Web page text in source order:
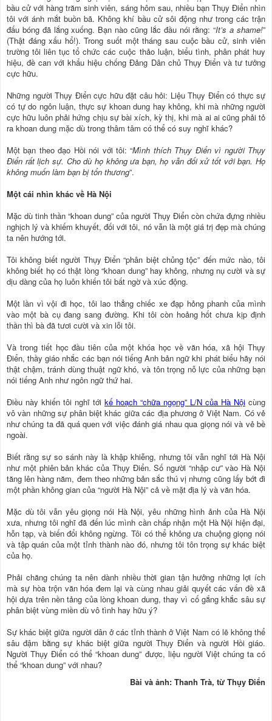
bầu cử với hàng trăm sinh viên, sáng hôm sau, nhiều bạn Thụy Điển nhìn
tôi với ánh mắt buồn bã. Không khí bầu cử sôi động như trong các trận
đấu bóng đã lắng xuống. Bạn nào cũng lắc đầu nói rằng: “It’s a shame!”
(Thật đáng xấu hổ!). Trong suốt một tháng sau cuộc bầu cử, sinh viên
trường tôi liên tục tổ chức các cuộc thảo luận, biểu tình, phân phát huy
hiệu, đề can với khẩu hiệu chống Đảng Dân chủ Thụy Ðiển và tư tưởng
cực hữu.
Những người Thụy Điển cực hữu đặt câu hỏi: Liệu Thụy Điển có thực sự
có tự do ngôn luận, thực sự khoan dung hay không, khi mà những người
cực hữu luôn phải hứng chịu sự bài xích, kỳ thị, khi mà ai ai cũng phải tỏ
ra khoan dung mặc dù trong thâm tâm có thể có suy nghĩ khác?
Một bạn theo đạo Hồi nói với tôi: “Mình thích Thụy Điển vì người Thụy
Điển rất lịch sự. Cho dù họ không ưa bạn, họ vẫn đối xử tốt với bạn. Họ
không muốn làm bạn bị tổn thương”.
Một cái nhìn khác về Hà Nội
Mặc dù tinh thần “khoan dung” của người Thụy Điển còn chứa đựng nhiều
nghịch lý và khiếm khuyết, đối với tôi, nó vẫn là một giá trị đẹp mà chúng
ta nên hướng tới.
Tôi không biết người Thụy Điển “phân biệt chủng tộc” đến mức nào, tôi
không biết họ có thật lòng “khoan dung” hay không, nhưng nụ cười và sự
dịu dàng của họ luôn khiến tôi bất ngờ và xúc động.
Một lần vì vội đi học, tôi lao thẳng chiếc xe đạp hỏng phanh của mình
vào một bà cụ đang sang đường. Khi tôi còn hoảng hốt chưa kịp định
thần thì bà đã tươi cười và xin lỗi tôi.
Và trong tiết học đầu tiên của một khóa học về văn hóa, xã hội Thụy
Điển, thầy giáo nhắc các bạn nói tiếng Anh bản ngữ khi phát biểu hãy nói
thật chậm, tránh dùng thuật ngữ khó, và tôn trọng nỗ lực của những bạn
nói tiếng Anh như ngôn ngữ thứ hai.
Điều này khiến tôi nghĩ tới kế hoạch “chữa ngọng” L/N của Hà Nội cùng
vô vàn những sự phân biệt khác giữa các địa phương ở Việt Nam. Có vẻ
như chúng ta đã quá quen với việc đánh giá nhau qua giọng nói và vẻ bề
ngoài.
Biết rằng sự so sánh này là khập khiễng, nhưng tôi vẫn nghĩ tới Hà Nội
như một phiên bản khác của Thụy Điển. Số người “nhập cư” vào Hà Nội
tăng lên hàng năm, đem theo những bản sắc thú vị nhưng cũng lấy bớt đi
một phần không gian của “người Hà Nội” cả về mặt địa lý và văn hóa.
Mặc dù tôi vẫn yêu giọng nói Hà Nội, yêu những hình ảnh của Hà Nội
xưa, nhưng tôi nghĩ đã đến lúc mình cần chấp nhận một Hà Nội hiện đại,
hỗn tạp, và biến đổi không ngừng. Tôi có thể không ưa chuộng giọng nói
và tập quán của một tỉnh thành nào đó, nhưng tôi tôn trọng sự khác biệt
của họ.
Phải chăng chúng ta nên dành nhiều thời gian tận hưởng những lợi ích
mà sự hòa trộn văn hóa đem lại và cùng nhau giải quyết các vấn đề xã
hội dựa trên nền tảng của lòng khoan dung, thay vì cố gắng khắc sâu sự
phân biệt vùng miền dù vô tình hay hữu ý?
Sự khác biệt giữa người dân ở các tỉnh thành ở Việt Nam có lẽ không thể
sâu đậm bằng sự khác biệt giữa người Thụy Điển và người Hồi giáo.
Người Thụy Điển có thể “khoan dung” được, liệu người Việt chúng ta có
thể “khoan dung” với nhau?
Bài và ảnh: Thanh Trà, từ Thụy Ðiển